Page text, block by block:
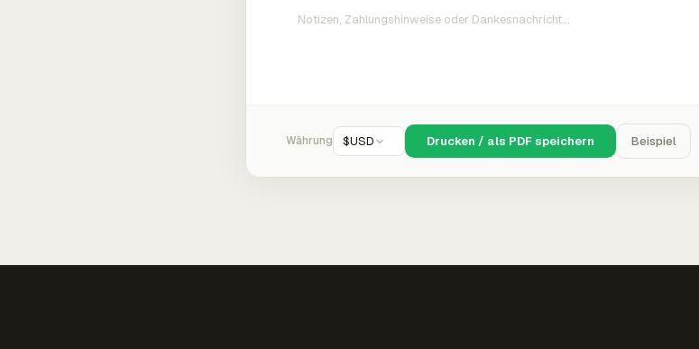
Währung $USD Drucken / als PDF speichern Beispiel